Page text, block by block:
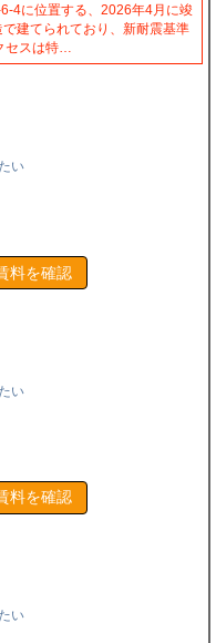
4に位置する、2026年4月に竣
建てられており、新耐震基準
セスは特…
い
料を確認
い
料を確認
い